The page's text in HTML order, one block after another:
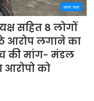
अपना शहर
सहित 8 लोगों
आरोप लगाने का
की मांग- मंडल
आरोपो को